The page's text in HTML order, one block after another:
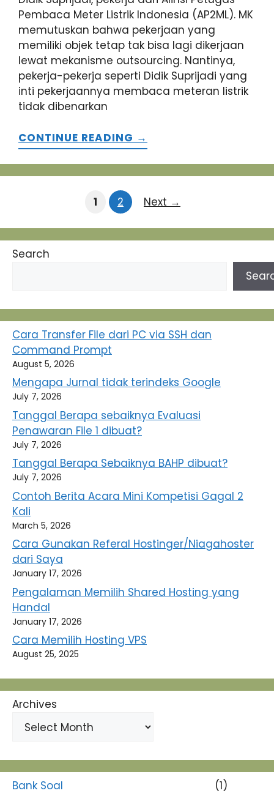
Pembaca Meter Listrik Indonesia (AP2ML). MK
memutuskan bahwa pekerjaan yang
memiliki objek tetap tak bisa lagi dikerjaan
lewat mekanisme outsourcing. Nantinya,
pekerja-pekerja seperti Didik Suprijadi yang
inti pekerjaannya membaca meteran listrik
tidak dibenarkan
CONTINUE READING →
Page
1 Page
2 Next →
Search
Cara Transfer File dari PC via SSH dan
Command Prompt
August 5, 2026
Mengapa Jurnal tidak terindeks Google
July 7, 2026
Tanggal Berapa sebaiknya Evaluasi
Penawaran File 1 dibuat?
July 7, 2026
Tanggal Berapa Sebaiknya BAHP dibuat?
July 7, 2026
Contoh Berita Acara Mini Kompetisi Gagal 2
Kali
March 5, 2026
Cara Gunakan Referal Hostinger/Niagahoster
dari Saya
January 17, 2026
Pengalaman Memilih Shared Hosting yang
Handal
January 17, 2026
Cara Memilih Hosting VPS
August 25, 2025
Archives
Bank Soal
(1)